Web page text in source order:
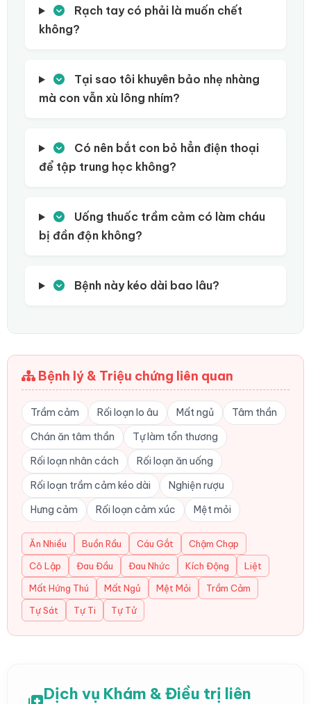
Rạch tay có phải là muốn chết
không?
Tại sao tôi khuyên bảo nhẹ nhàng
mà con vẫn xù lông nhím?
Có nên bắt con bỏ hẳn điện thoại
để tập trung học không?
Uống thuốc trầm cảm có làm cháu
bị đần độn không?
Bệnh này kéo dài bao lâu?
Bệnh lý & Triệu chứng liên quan
Trầm cảm Rối loạn lo âu Mất ngủ
Tâm thần
Chán ăn tâm thần
Tự làm tổn thương
Rối loạn nhân cách
Rối loạn ăn uống
Rối loạn trầm cảm kéo dài
Nghiện rượu
Hưng cảm
Rối loạn cảm xúc Mệt mỏi
Ăn Nhiều Buồn Rầu Cáu Gắt
Chậm Chạp
Cô Lập
Đau Đầu Đau Nhức Kích Động
Liệt
Mất Hứng Thú
Mất Ngủ Mệt Mỏi
Trầm Cảm
Tự Sát
Tự Ti Tự Tử
Dịch vụ Khám & Điều trị liên